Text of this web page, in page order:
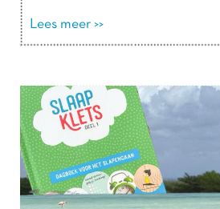
Lees meer >>